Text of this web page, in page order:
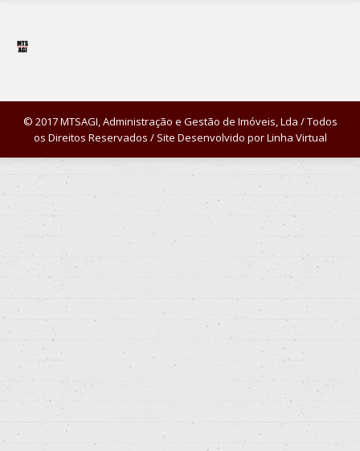
© 2017 MTSAGI, Administração e Gestão de Imóveis, Lda / Todos
os Direitos Reservados / Site Desenvolvido porLinha Virtual